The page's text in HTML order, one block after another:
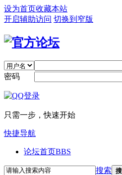
设为首页收藏本站
开启辅助访问 切换到窄版
密码
只需一步，快速开始
快捷导航
论坛首页BBS
搜索